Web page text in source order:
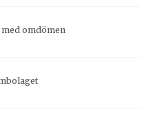
omdömen